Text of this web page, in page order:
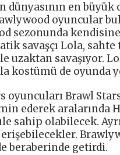
dünyasının en
oyuncular
sezonunda kendisine
savaşçı Lola,
uzaktan savaşıyor.
kostümü de oyunda
oyuncuları Brawl
ederek aralarında
sahip olabilecek.
erişebilecekler.
beraberinde getirdi.